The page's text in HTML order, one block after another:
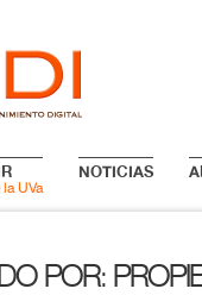
la UVa
NOTICIAS
POR: